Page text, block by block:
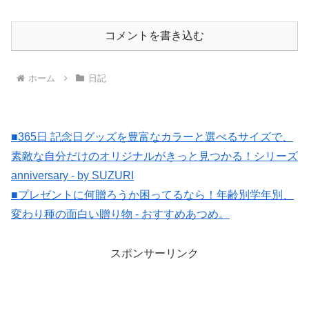
コメントを書き込む
ホーム 日記
■365日 記念日グッズを豊富なカラーと選べるサイズで、
素敵な自分だけのオリジナルがきっと見つかる！シリーズ
anniversary - by SUZURI
■プレゼントに何贈ろうか困ってるなら！年齢別学年別、
変わり種の面白い贈り物 - おすすめあつめ。
スポンサーリンク